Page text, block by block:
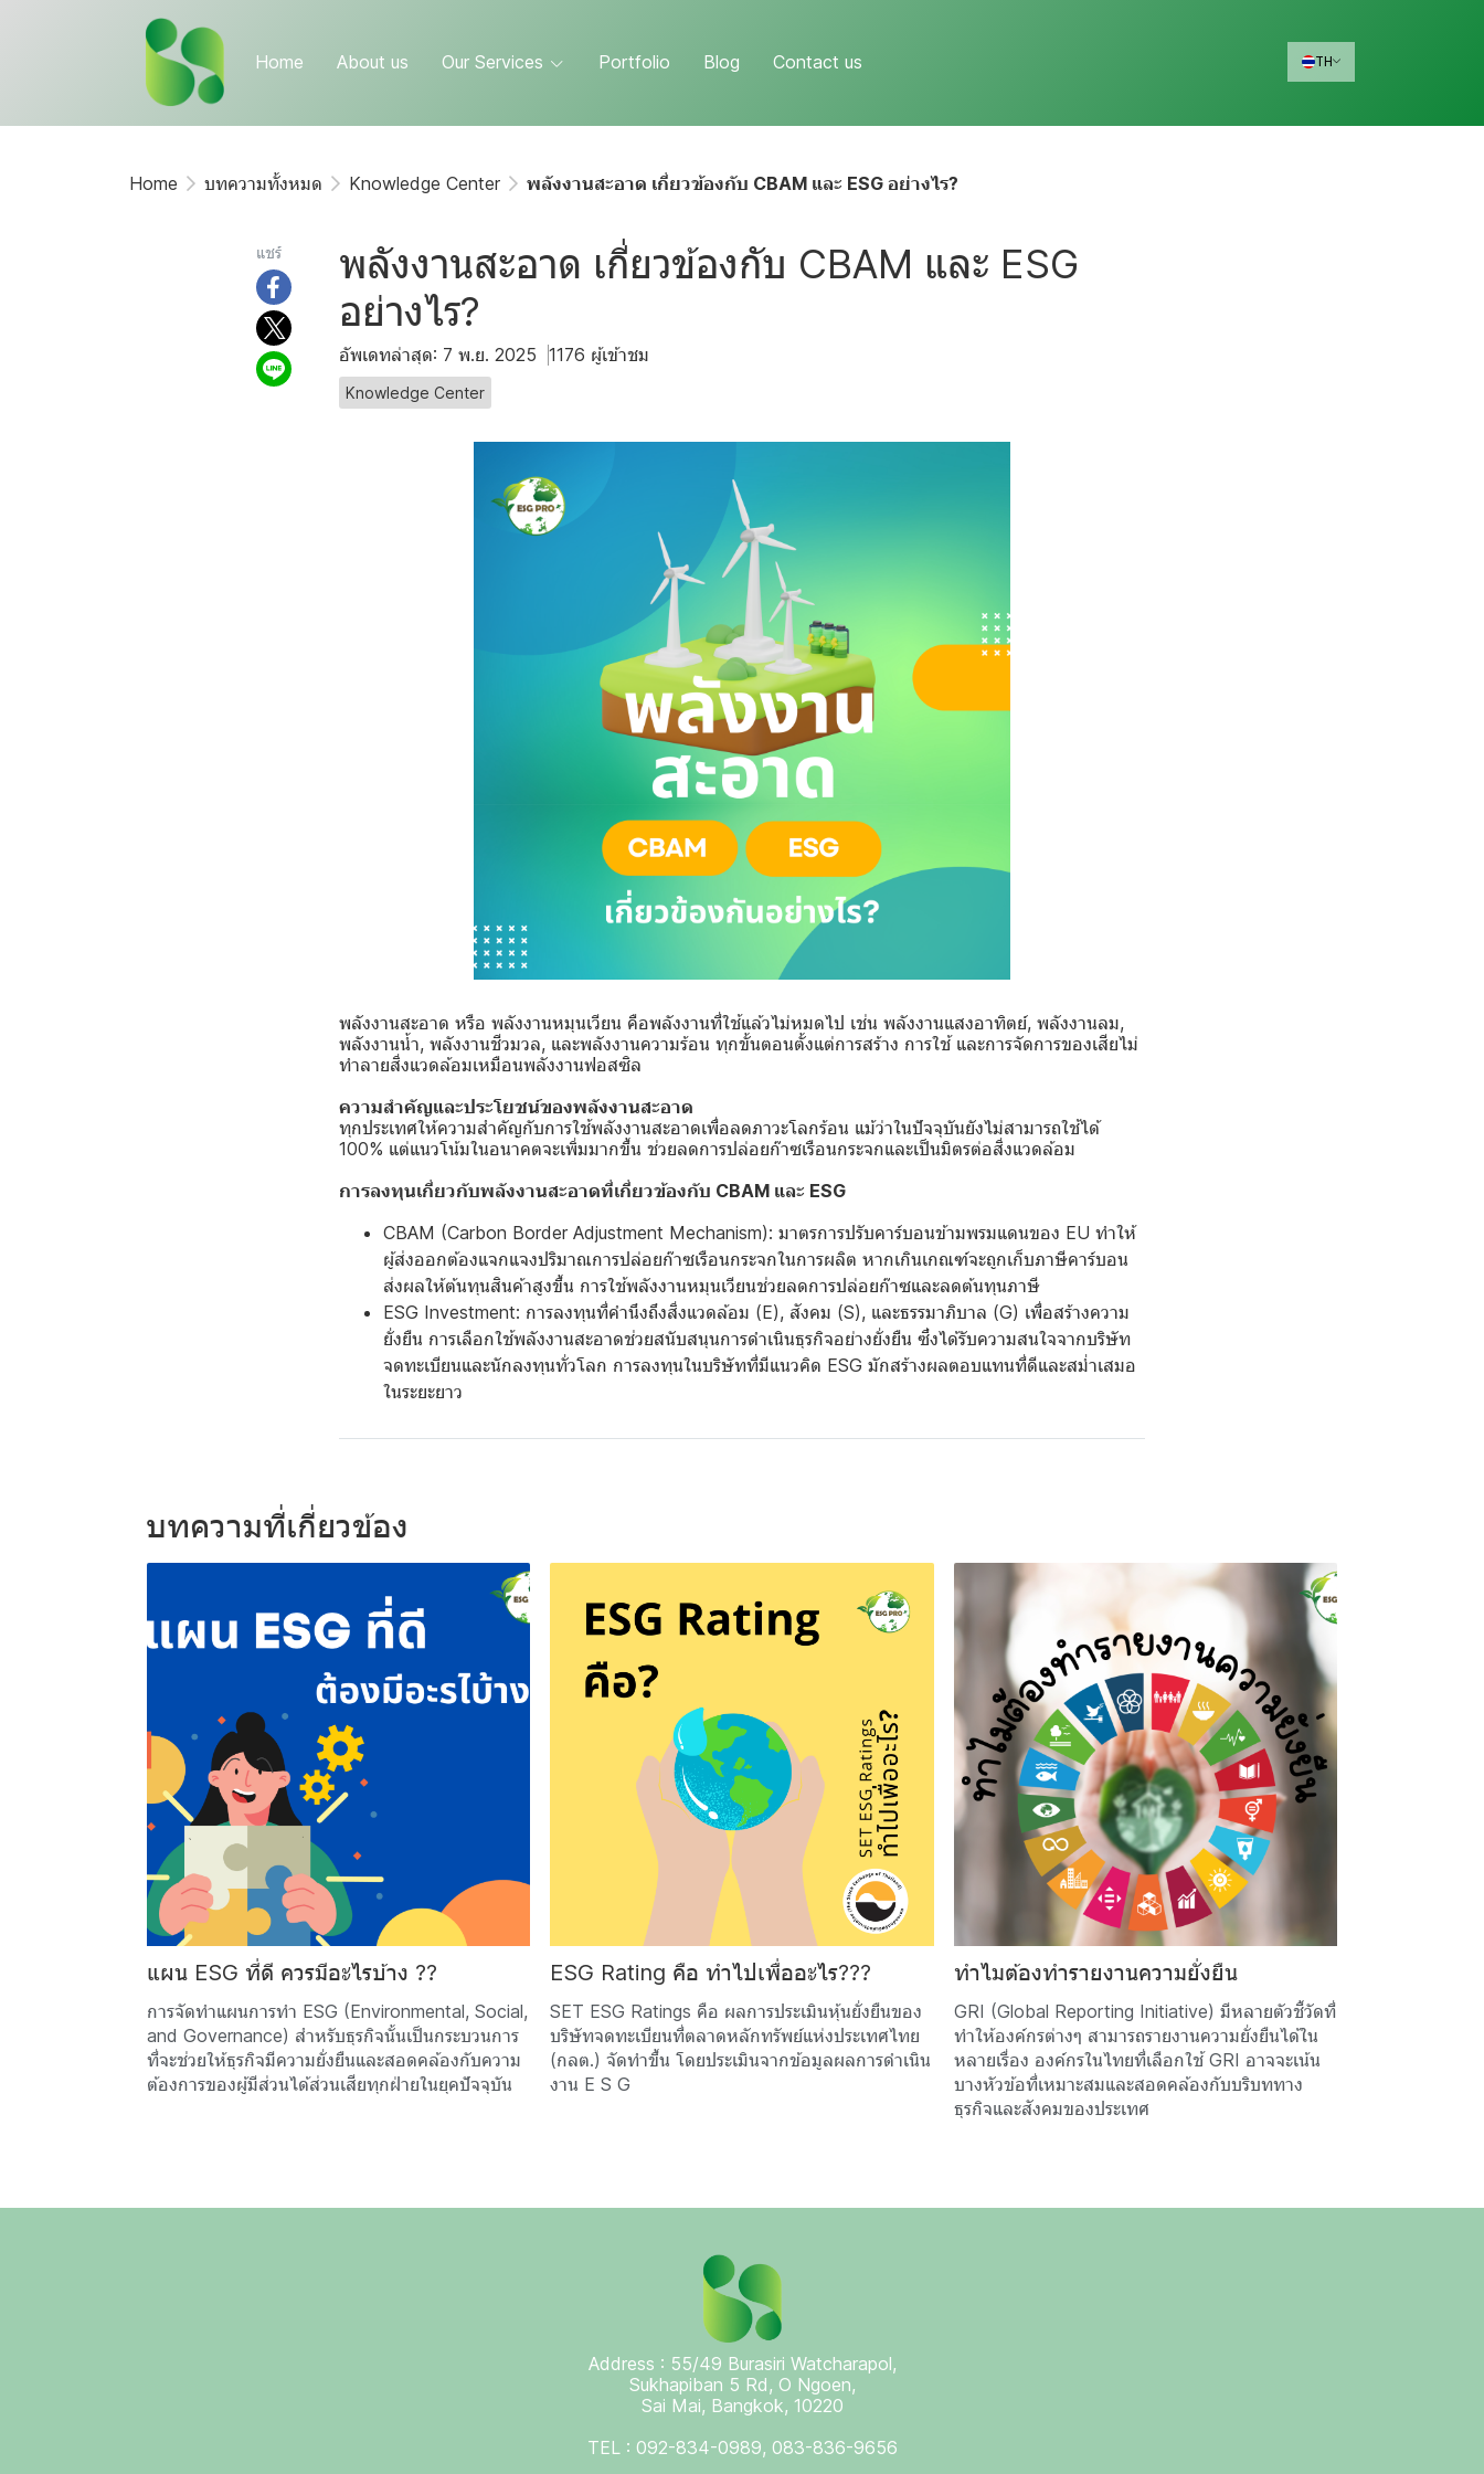
Home About us Our Services Portfolio Blog Contact us TH
Home บทความทั้งหมด Knowledge Center พลังงานสะอาด เกี่ยวข้องกับ CBAM และ ESG อย่างไร?
แชร์
พลังงานสะอาด เกี่ยวข้องกับ CBAM และ ESG
อย่างไร?
อัพเดทล่าสุด: 7 พ.ย. 2025 1176 ผู้เข้าชม
Knowledge Center
พลังงานสะอาด หรือ พลังงานหมุนเวียน คือพลังงานที่ใช้แล้วไม่หมดไป เช่น พลังงานแสงอาทิตย์, พลังงานลม,
พลังงานน้ำ, พลังงานชีวมวล, และพลังงานความร้อน ทุกขั้นตอนตั้งแต่การสร้าง การใช้ และการจัดการของเสียไม่
ทำลายสิ่งแวดล้อมเหมือนพลังงานฟอสซิล
ความสำคัญและประโยชน์ของพลังงานสะอาด
ทุกประเทศให้ความสำคัญกับการใช้พลังงานสะอาดเพื่อลดภาวะโลกร้อน แม้ว่าในปัจจุบันยังไม่สามารถใช้ได้
100% แต่แนวโน้มในอนาคตจะเพิ่มมากขึ้น ช่วยลดการปล่อยก๊าซเรือนกระจกและเป็นมิตรต่อสิ่งแวดล้อม
การลงทุนเกี่ยวกับพลังงานสะอาดที่เกี่ยวข้องกับ CBAM และ ESG
CBAM (Carbon Border Adjustment Mechanism): มาตรการปรับคาร์บอนข้ามพรมแดนของ EU ทำให้
ผู้ส่งออกต้องแจกแจงปริมาณการปล่อยก๊าซเรือนกระจกในการผลิต หากเกินเกณฑ์จะถูกเก็บภาษีคาร์บอน
ส่งผลให้ต้นทุนสินค้าสูงขึ้น การใช้พลังงานหมุนเวียนช่วยลดการปล่อยก๊าซและลดต้นทุนภาษี
ESG Investment: การลงทุนที่คำนึงถึงสิ่งแวดล้อม (E), สังคม (S), และธรรมาภิบาล (G) เพื่อสร้างความ
ยั่งยืน การเลือกใช้พลังงานสะอาดช่วยสนับสนุนการดำเนินธุรกิจอย่างยั่งยืน ซึ่งได้รับความสนใจจากบริษัท
จดทะเบียนและนักลงทุนทั่วโลก การลงทุนในบริษัทที่มีแนวคิด ESG มักสร้างผลตอบแทนที่ดีและสม่ำเสมอ
ในระยะยาว
บทความที่เกี่ยวข้อง
แผน ESG ที่ดี ควรมีอะไรบ้าง ??
การจัดทำแผนการทำ ESG (Environmental, Social,
and Governance) สำหรับธุรกิจนั้นเป็นกระบวนการ
ที่จะช่วยให้ธุรกิจมีความยั่งยืนและสอดคล้องกับความ
ต้องการของผู้มีส่วนได้ส่วนเสียทุกฝ่ายในยุคปัจจุบัน
ESG Rating คือ ทำไปเพื่ออะไร???
SET ESG Ratings คือ ผลการประเมินหุ้นยั่งยืนของ
บริษัทจดทะเบียนที่ตลาดหลักทรัพย์แห่งประเทศไทย
(กลต.) จัดทำขึ้น โดยประเมินจากข้อมูลผลการดำเนิน
งาน E S G
ทำไมต้องทำรายงานความยั่งยืน
GRI (Global Reporting Initiative) มีหลายตัวชี้วัดที่
ทำให้องค์กรต่างๆ สามารถรายงานความยั่งยืนได้ใน
หลายเรื่อง องค์กรในไทยที่เลือกใช้ GRI อาจจะเน้น
บางหัวข้อที่เหมาะสมและสอดคล้องกับบริบททาง
ธุรกิจและสังคมของประเทศ
Address : 55/49 Burasiri Watcharapol,
Sukhapiban 5 Rd, O Ngoen,
Sai Mai, Bangkok, 10220
TEL : 092-834-0989, 083-836-9656